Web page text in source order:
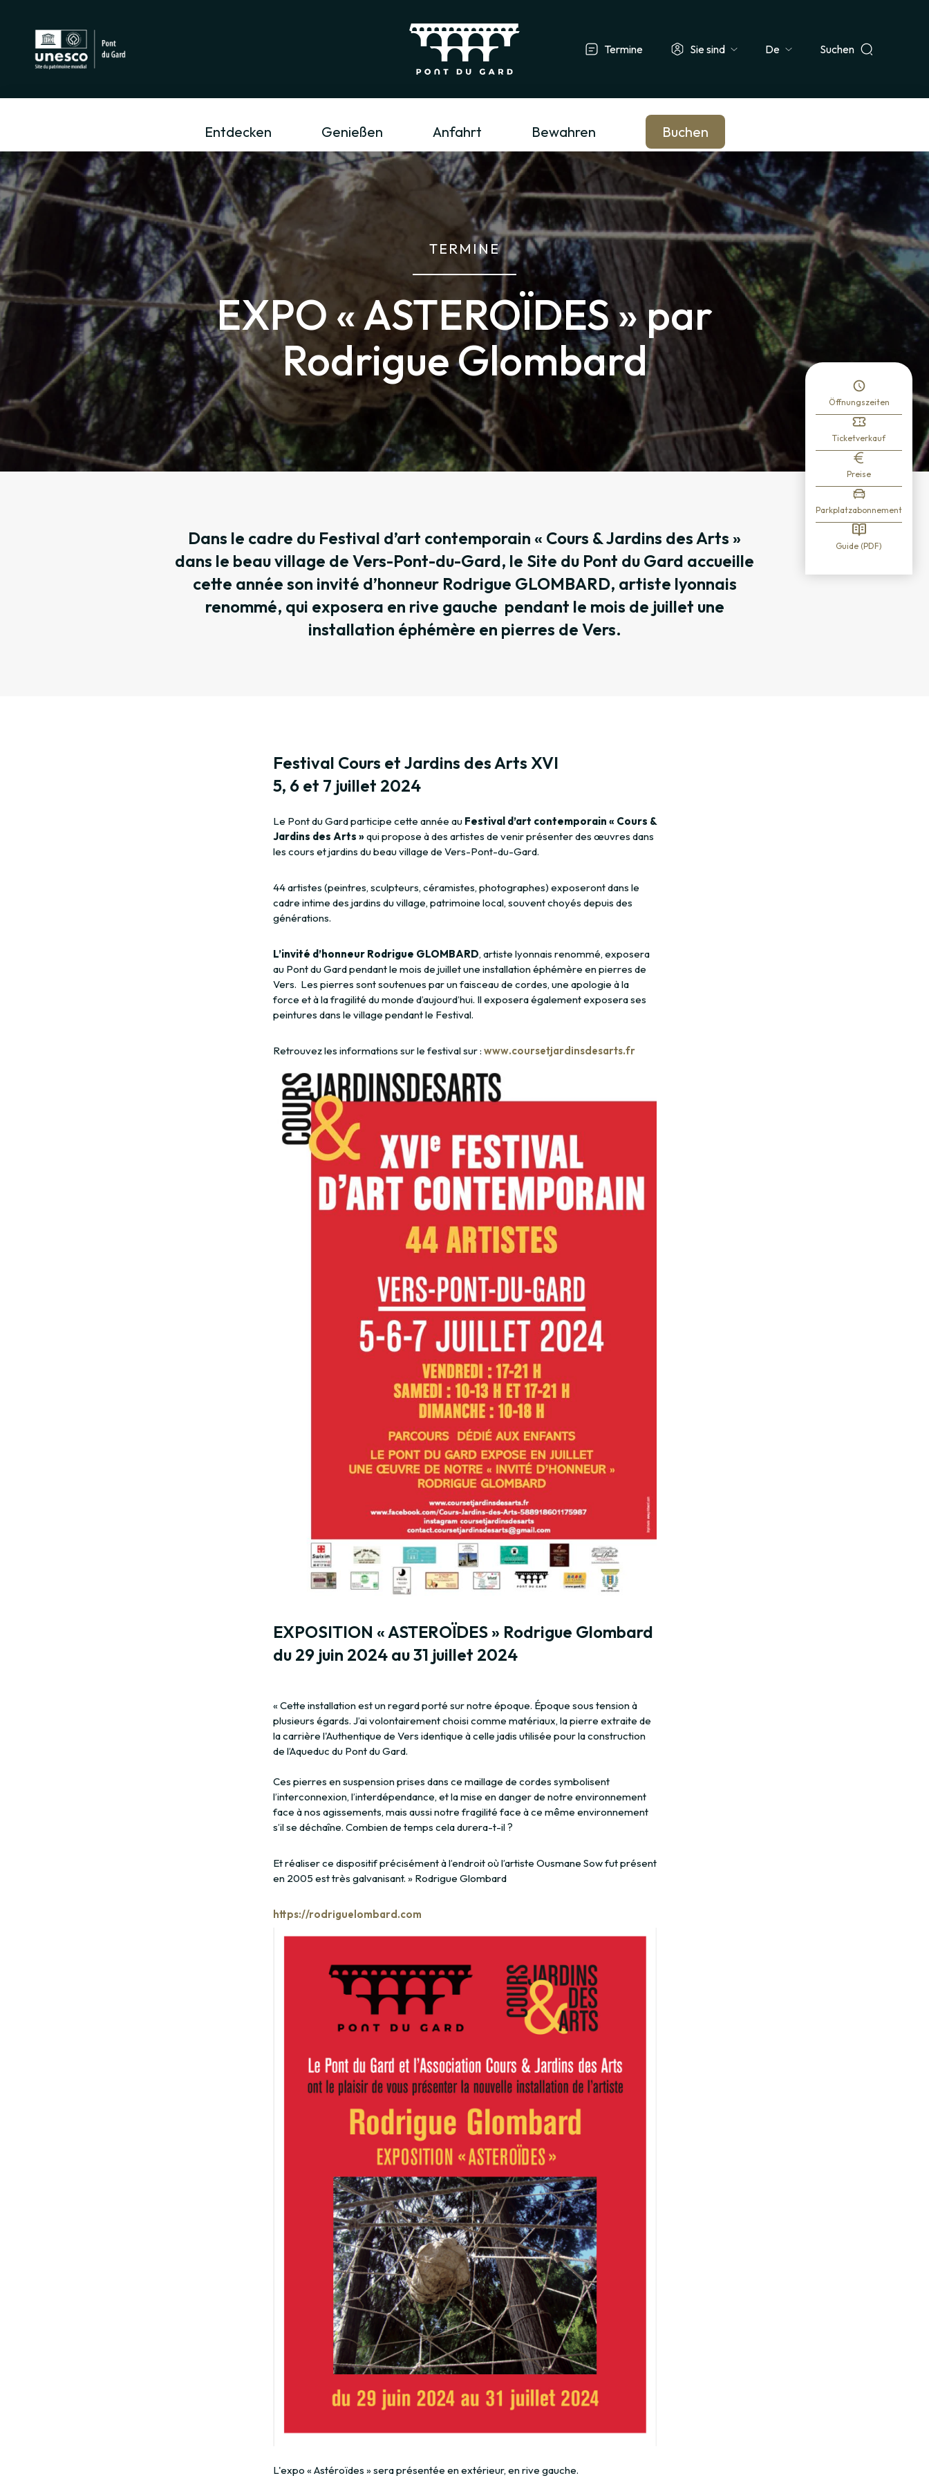
Termine Sie sind
Tourismusfachmann/-frau & Gruppe
Select
Suchen
Entdecken Genießen Anfahrt Bewahren Buchen
TERMINE
EXPO « ASTEROÏDES » par
Rodrigue Glombard
Dans le cadre du Festival d’art contemporain « Cours & Jardins des Arts »
dans le beau village de Vers-Pont-du-Gard, le Site du Pont du Gard accueille
cette année son invité d’honneur Rodrigue GLOMBARD, artiste lyonnais
renommé, qui exposera en rive gauche pendant le mois de juillet une
installation éphémère en pierres de Vers.
Festival Cours et Jardins des Arts XVI
5, 6 et 7 juillet 2024
Le Pont du Gard participe cette année au Festival d’art contemporain « Cours &
Jardins des Arts »qui propose à des artistes de venir présenter des œuvres dans
les cours et jardins du beau village de Vers-Pont-du-Gard.
44 artistes (peintres, sculpteurs, céramistes, photographes) exposeront dans le
cadre intime des jardins du village, patrimoine local, souvent choyés depuis des
générations.
L’invité d’honneur Rodrigue GLOMBARD, artiste lyonnais renommé, exposera
au Pont du Gard pendant le mois de juillet une installation éphémère en pierres de
Vers. Les pierres sont soutenues par un faisceau de cordes, une apologie à la
force et à la fragilité du monde d’aujourd’hui. Il exposera également exposera ses
peintures dans le village pendant le Festival.
Retrouvez les informations sur le festival sur : www.coursetjardinsdesarts.fr
EXPOSITION « ASTEROÏDES » Rodrigue Glombard
du 29 juin 2024 au 31 juillet 2024
« Cette installation est un regard porté sur notre époque. Époque sous tension à
plusieurs égards. J’ai volontairement choisi comme matériaux, la pierre extraite de
la carrière l'Authentique de Vers identique à celle jadis utilisée pour la construction
de l’Aqueduc du Pont du Gard.
Ces pierres en suspension prises dans ce maillage de cordes symbolisent
l’interconnexion, l’interdépendance, et la mise en danger de notre environnement
face à nos agissements, mais aussi notre fragilité face à ce même environnement
s’il se déchaîne. Combien de temps cela durera-t-il ?
Et réaliser ce dispositif précisément à l’endroit où l’artiste Ousmane Sow fut présent
en 2005 est très galvanisant. » Rodrigue Glombard
https://rodriguelombard.com
L'expo « Astéroïdes » sera présentée en extérieur, en rive gauche.
Öffnungszeiten
Ticketverkauf
Preise
Parkplatzabonnement
Guide (PDF)